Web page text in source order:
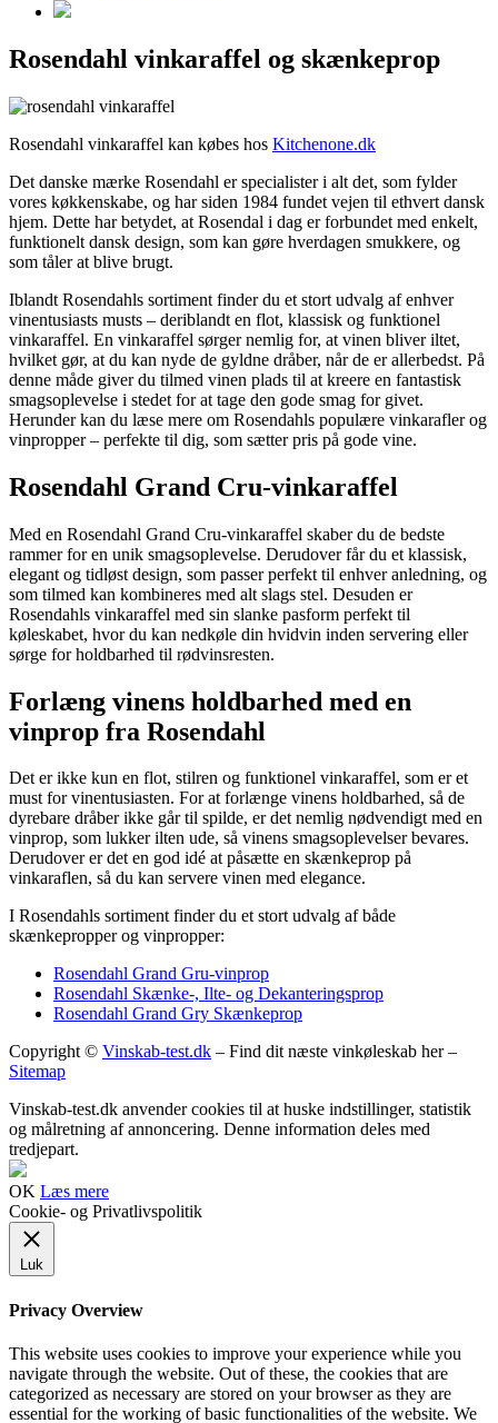
Rosendahl vinkaraffel og skænkeprop
Rosendahl vinkaraffel kan købes hos Kitchenone.dk
Det danske mærke Rosendahl er specialister i alt det, som fylder
vores køkkenskabe, og har siden 1984 fundet vejen til ethvert dansk
hjem. Dette har betydet, at Rosendal i dag er forbundet med enkelt,
funktionelt dansk design, som kan gøre hverdagen smukkere, og
som tåler at blive brugt.
Iblandt Rosendahls sortiment finder du et stort udvalg af enhver
vinentusiasts musts – deriblandt en flot, klassisk og funktionel
vinkaraffel. En vinkaraffel sørger nemlig for, at vinen bliver iltet,
hvilket gør, at du kan nyde de gyldne dråber, når de er allerbedst. På
denne måde giver du tilmed vinen plads til at kreere en fantastisk
smagsoplevelse i stedet for at tage den gode smag for givet.
Herunder kan du læse mere om Rosendahls populære vinkarafler og
vinpropper – perfekte til dig, som sætter pris på gode vine.
Rosendahl Grand Cru-vinkaraffel
Med en Rosendahl Grand Cru-vinkaraffel skaber du de bedste
rammer for en unik smagsoplevelse. Derudover får du et klassisk,
elegant og tidløst design, som passer perfekt til enhver anledning, og
som tilmed kan kombineres med alt slags stel. Desuden er
Rosendahls vinkaraffel med sin slanke pasform perfekt til
køleskabet, hvor du kan nedkøle din hvidvin inden servering eller
sørge for holdbarhed til rødvinsresten.
Forlæng vinens holdbarhed med en
vinprop fra Rosendahl
Det er ikke kun en flot, stilren og funktionel vinkaraffel, som er et
must for vinentusiasten. For at forlænge vinens holdbarhed, så de
dyrebare dråber ikke går til spilde, er det nemlig nødvendigt med en
vinprop, som lukker ilten ude, så vinens smagsoplevelser bevares.
Derudover er det en god idé at påsætte en skænkeprop på
vinkaraflen, så du kan servere vinen med elegance.
I Rosendahls sortiment finder du et stort udvalg af både
skænkepropper og vinpropper:
Rosendahl Grand Gru-vinprop
Rosendahl Skænke-, Ilte- og Dekanteringsprop
Rosendahl Grand Gry Skænkeprop
Copyright © Vinskab-test.dk – Find dit næste vinkøleskab her –
Sitemap
Vinskab-test.dk anvender cookies til at huske indstillinger, statistik
og målretning af annoncering. Denne information deles med
tredjepart.
OK Læs mere
Cookie- og Privatlivspolitik
Luk
Privacy Overview
This website uses cookies to improve your experience while you
navigate through the website. Out of these, the cookies that are
categorized as necessary are stored on your browser as they are
essential for the working of basic functionalities of the website. We